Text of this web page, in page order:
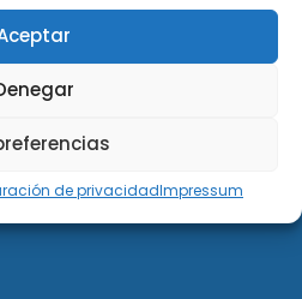
de privacidadImpressum
de abogados
en las materias de
más de 50 años al